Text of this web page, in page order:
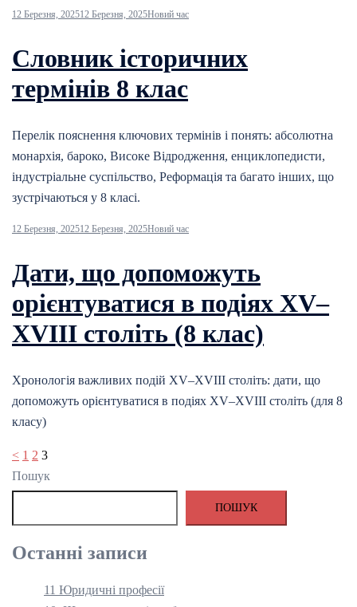
12 Березня, 202512 Березня, 2025Новий час
Словник історичних
термінів 8 клас
Перелік пояснення ключових термінів і понять: абсолютна
монархія, бароко, Високе Відродження, енциклопедисти,
індустріальне суспільство, Реформація та багато інших, що
зустрічаються у 8 класі.
12 Березня, 202512 Березня, 2025Новий час
Дати, що допоможуть
орієнтуватися в подіях XV–
XVIII століть (8 клас)
Хронологія важливих подій XV–XVIII століть: дати, що
допоможуть орієнтуватися в подіях XV–XVIII століть (для 8
класу)
Пагінація
записів
< 1 2 3
Пошук
ПОШУК
Останні записи
11 Юридичні професії